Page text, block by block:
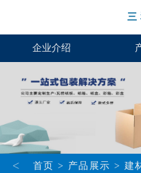
企业介绍
< 首页 > 产品展示 > 建